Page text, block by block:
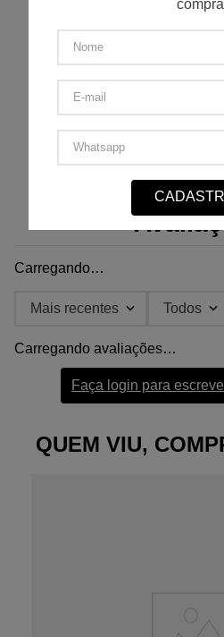
Lavar à temperatura
máxima de 30º
Não secar em
tambor
Passar em
temperatura mínima
Carregando…
Faça login para
Mais recentes Todos
Carregando avaliações…
QUEM VIU,
compra